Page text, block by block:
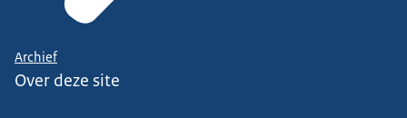
Archief
Over deze site